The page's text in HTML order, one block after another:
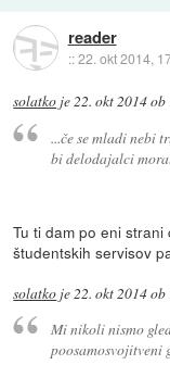
reader
::22. okt 2014,
solatko je22. okt 2014
...če se mladi nebi
bi delodajalci
Tu ti dam po eni
študentskih servisov
solatko je22. okt 2014
Mi nikoli nismo
poosamosvojitveni